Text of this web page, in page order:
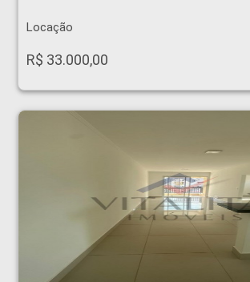
Locação
R$ 33.000,00
Apartamento - Ribeirânia - Ribeirão Preto